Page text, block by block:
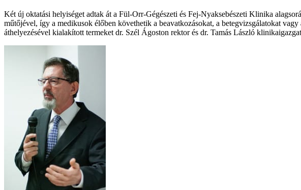
Két új oktatási helyiséget adtak át a Fül-Orr-Gégészeti és Fej-Nyaksebészeti Klinika
műtőjével, így a medikusok élőben követhetik a beavatkozásokat, a betegvizsgálatokat
áthelyezésével kialakított termeket dr. Szél Ágoston rektor és dr. Tamás László